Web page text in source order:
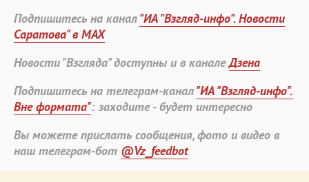
Подпишитесь на канал"ИА "Взгляд-инфо". Новости
Саратова" в MAX
Новости "Взгляда" доступны и в каналеДзена
Подпишитесь на телеграм-канал"ИА "Взгляд-инфо".
Вне формата": заходите - будет интересно
Вы можете прислать сообщения, фото и видео в
наш телеграм-бот @Vz_feedbot